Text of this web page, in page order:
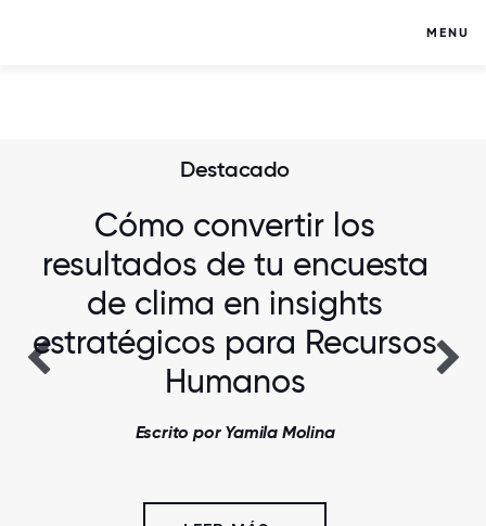
MENU
Destacado
Cómo convertir los
resultados de tu encuesta
de clima en insights
estratégicos para Recursos
Humanos
Escrito por Yamila Molina